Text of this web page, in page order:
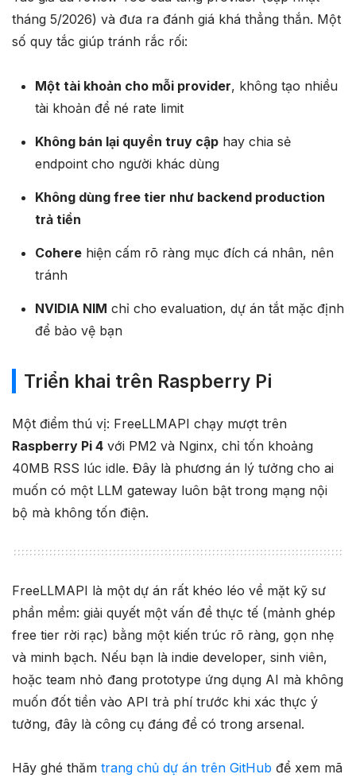
tháng 5/2026) và đưa ra đánh giá khá thẳng thắn. Một
số quy tắc giúp tránh rắc rối:
Một tài khoản cho mỗi provider, không tạo nhiều
tài khoản để né rate limit
Không bán lại quyền truy cậphay chia sẻ
endpoint cho người khác dùng
Không dùng free tier như backend production
trả tiền
Coherehiện cấm rõ ràng mục đích cá nhân, nên
tránh
NVIDIA NIM chỉ cho evaluation, dự án tắt mặc định
để bảo vệ bạn
Triển khai trên Raspberry Pi
Một điểm thú vị: FreeLLMAPI chạy mượt trên
Raspberry Pi 4 với PM2 và Nginx, chỉ tốn khoảng
40MB RSS lúc idle. Đây là phương án lý tưởng cho ai
muốn có một LLM gateway luôn bật trong mạng nội
bộ mà không tốn điện.
FreeLLMAPI là một dự án rất khéo léo về mặt kỹ sư
phần mềm: giải quyết một vấn đề thực tế (mảnh ghép
free tier rời rạc) bằng một kiến trúc rõ ràng, gọn nhẹ
và minh bạch. Nếu bạn là indie developer, sinh viên,
hoặc team nhỏ đang prototype ứng dụng AI mà không
muốn đốt tiền vào API trả phí trước khi xác thực ý
tưởng, đây là công cụ đáng để có trong arsenal.
Hãy ghé thăm trang chủ dự án trên GitHub để xem mã